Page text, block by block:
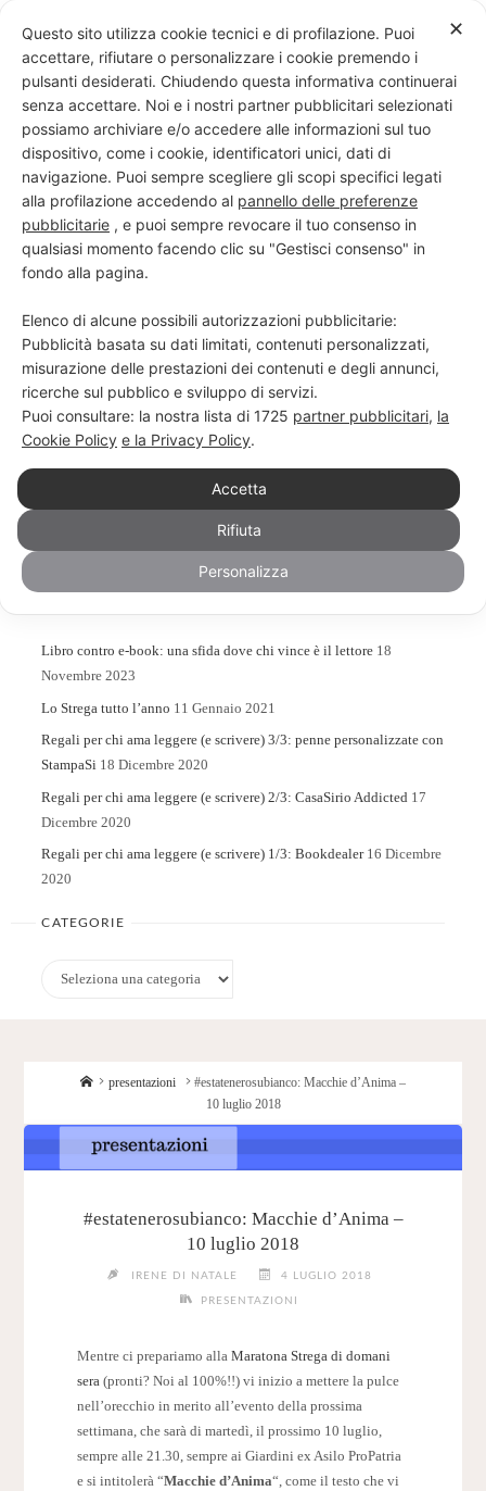
content
PROGETTO NERO SU BIANCO
Scuola di scrittura e creatività
Search
Libro contro e-book: una sfida dove chi vince è il lettore 18
Novembre 2023
Lo Strega tutto l’anno 11 Gennaio 2021
Regali per chi ama leggere (e scrivere) 3/3: penne personalizzate con
StampaSi 18 Dicembre 2020
Regali per chi ama leggere (e scrivere) 2/3: CasaSirio Addicted 17
Dicembre 2020
Regali per chi ama leggere (e scrivere) 1/3: Bookdealer 16 Dicembre
2020
CATEGORIE
Categorie
Homepresentazioni
#estatenerosubianco: Macchie d’Anima –
10 luglio 2018
#estatenerosubianco: Macchie d’Anima –
10 luglio 2018
IRENE DI NATALE 4 LUGLIO 2018
PRESENTAZIONI
Mentre ci prepariamo alla Maratona Strega di domani
sera(pronti? Noi al 100%!!) vi inizio a mettere la pulce
nell’orecchio in merito all’evento della prossima
settimana, che sarà di martedì, il prossimo 10 luglio,
sempre alle 21.30, sempre ai Giardini ex Asilo ProPatria
e si intitolerà “Macchie d’Anima“, come il testo che vi
✕
Questo sito utilizza cookie tecnici e di profilazione. Puoi
accettare, rifiutare o personalizzare i cookie premendo i
pulsanti desiderati. Chiudendo questa informativa continuerai
senza accettare. Noi e i nostri partner pubblicitari selezionati
possiamo archiviare e/o accedere alle informazioni sul tuo
dispositivo, come i cookie, identificatori unici, dati di
navigazione. Puoi sempre scegliere gli scopi specifici legati
alla profilazione accedendo al pannello delle preferenze
pubblicitarie , e puoi sempre revocare il tuo consenso in
qualsiasi momento facendo clic su "Gestisci consenso" in
fondo alla pagina.
Elenco di alcune possibili autorizzazioni pubblicitarie:
Pubblicità basata su dati limitati, contenuti personalizzati,
misurazione delle prestazioni dei contenuti e degli annunci,
ricerche sul pubblico e sviluppo di servizi.
Puoi consultare: la nostra lista di 1725 partner pubblicitari, la
Cookie Policy e la Privacy Policy.
Accetta
Rifiuta
Personalizza